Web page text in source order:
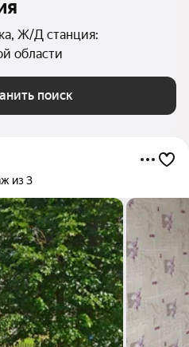
Ж/Д станция:
области
поиск
из 3